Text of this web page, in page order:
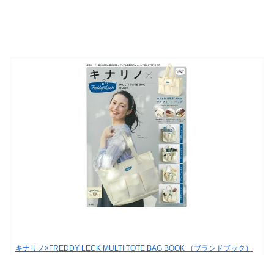
キナリノ×FREDDY LECK MULTI TOTE BAG BOOK （ブランドブック）